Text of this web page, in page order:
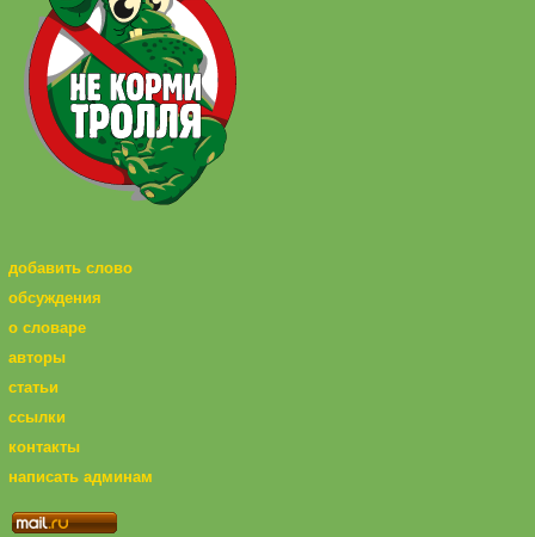
добавить слово
обсуждения
о словаре
авторы
статьи
ссылки
контакты
написать админам